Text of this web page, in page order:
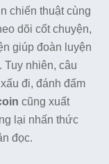
chiến thuật cùng
dõi cốt chuyện,
giúp đoàn luyện
nhiên, câu
đi, đánh đấm
cũng xuất
lại nhấn thức
đọc.